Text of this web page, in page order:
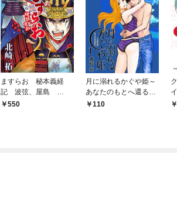
ますらお 秘本義経
記 波弦、屋島
（１）
550
月に溺れるかぐや姫～
あなたのもとへ還る前
に～【単話】（１）
110